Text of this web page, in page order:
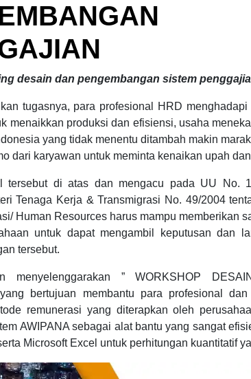
desain dan pengembangan sistem
tugasnya, para profesional HRD
menaikkan produksi dan efisiensi, usaha
yang tidak menentu ditambah makin
dari karyawan untuk meminta kenaikan upah
tersebut di atas dan mengacu pada UU No.
Tenaga Kerja & Transmigrasi No. 49/2004
Human Resources harus mampu memberikan
untuk dapat mengambil keputusan dan
tersebut.
menyelenggarakan ” WORKSHOP
yang bertujuan membantu para profesional
remunerasi yang diterapkan oleh
AWIPANA sebagai alat bantu yang sangat
Microsoft Excel untuk perhitungan kuantitatif